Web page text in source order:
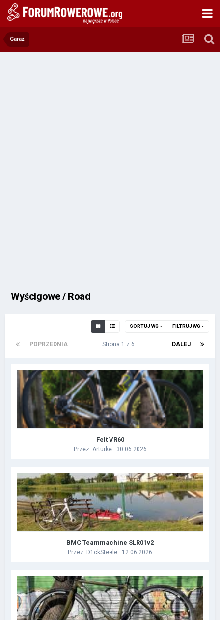
Garaż
Wyścigowe / Road
SORTUJ WG FILTRUJ WG
POPRZEDNIA DALEJ
Strona 1 z 6
Felt VR60
Przez: Arturke· 30.06.2026
BMC Teammachine SLR01v2
Przez: D1ckSteele · 12.06.2026